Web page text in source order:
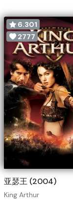
6.301
2777
亚瑟王 (2004)
King Arthur